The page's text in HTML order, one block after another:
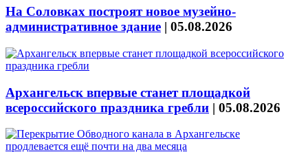
На Соловках построят новое музейно-
административное здание | 05.08.2026
Архангельск впервые станет площадкой
всероссийского праздника гребли | 05.08.2026